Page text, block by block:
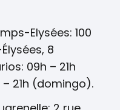
Elysées: 100
8
09h – 21h
21h (domingo).